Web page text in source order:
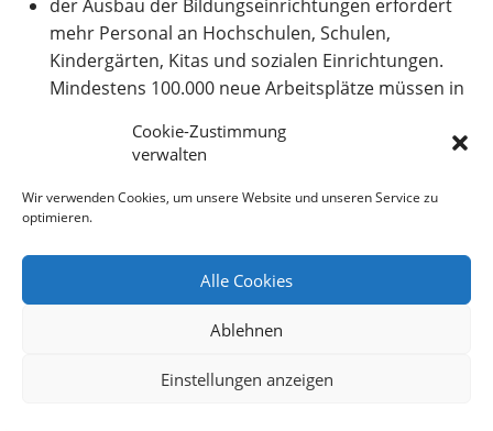
Cookie-Zustimmung
verwalten
Wir verwenden Cookies, um unsere Website und unseren Service zu
optimieren.
Alle Cookies
Ablehnen
Einstellungen anzeigen
der Ausbau der Bildungseinrichtungen erfordert
mehr Personal an Hochschulen, Schulen,
Kindergärten, Kitas und sozialen Einrichtungen.
Mindestens 100.000 neue Arbeitsplätze müssen in
beschäftigt werden.